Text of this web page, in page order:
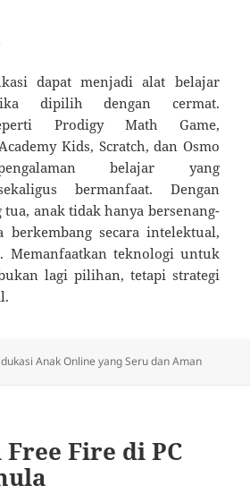
dapat menjadi alat belajar
dipilih dengan cermat.
Prodigy Math Game,
Kids, Scratch, dan Osmo
belajar yang
bermanfaat. Dengan
tua, anak tidak hanya bersenang-
berkembang secara intelektual,
Memanfaatkan teknologi untuk
lagi pilihan, tetapi strategi
Anak Online yang Seru dan Aman
Fire di PC